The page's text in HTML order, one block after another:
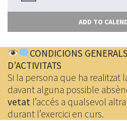
ADD TO
CONDICIONS
D’ACTIVITATS
Si la persona que ha realitzat
davant alguna possible
vetat l’accés a qualsevol
durant l’exercici en curs.